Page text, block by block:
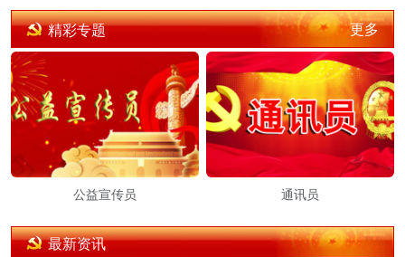
精彩专题 更多
公益宣传员 通讯员
最新资讯